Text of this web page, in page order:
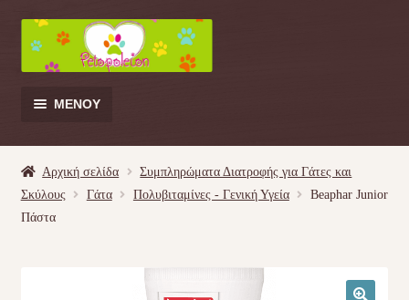
Απευθείας
μετάβαση
στην
πλοήγηση
Μετάβαση
σε
περιεχόμενο
ΜΕΝΟΎ
Γάτα
Αρχική σελίδα
Συμπληρώματα Διατροφής για Γάτες και
Σκύλους
Γάτα Πολυβιταμίνες - Γενική Υγεία
Beaphar Junior
Πάστα